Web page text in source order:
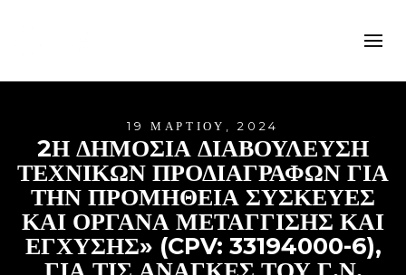
19 ΜΑΡΤΊΟΥ, 2024
2Η ΔΗΜΟΣΙΑ ΔΙΑΒΟΥΛΕΥΣΗ
ΤΕΧΝΙΚΩΝ ΠΡΟΔΙΑΓΡΑΦΩΝ ΓΙΑ
ΤΗΝ ΠΡΟΜΗΘΕΙΑ ΣΥΣΚΕΥΕΣ
ΚΑΙ ΟΡΓΑΝΑ ΜΕΤΑΓΓΙΣΗΣ ΚΑΙ
ΕΓΧΥΣΗΣ» (CPV: 33194000-6),